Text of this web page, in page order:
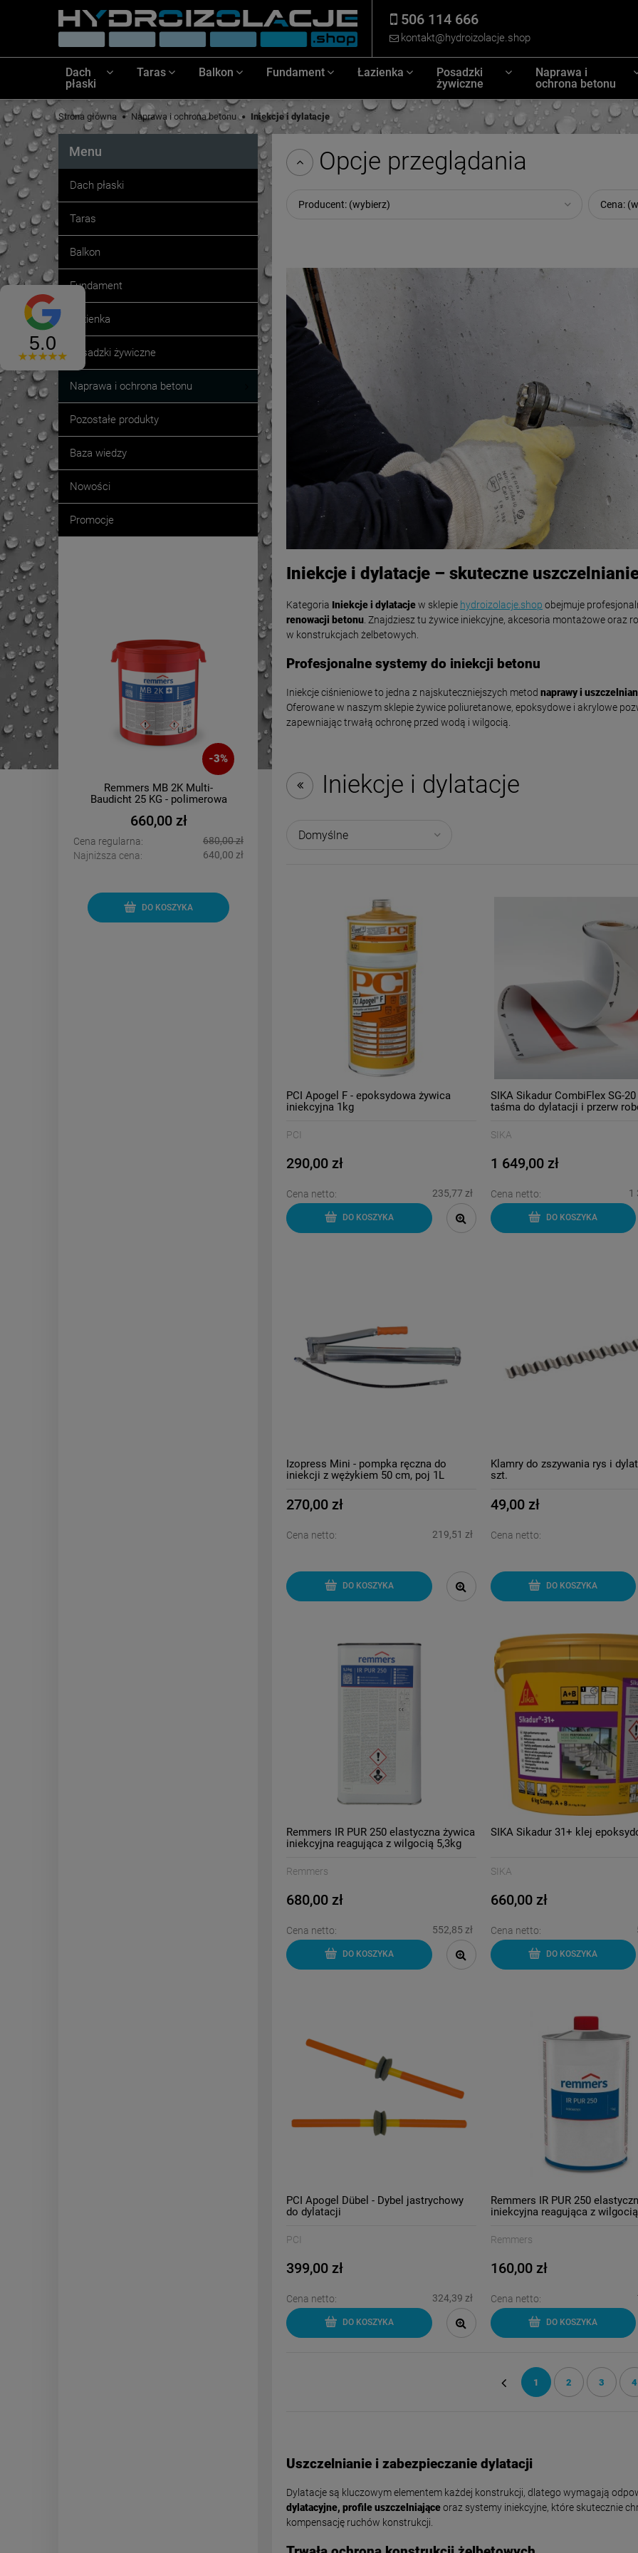
506 114 666
kontakt@hydroizolacje.shop
Dach
płaski
Taras Balkon Fundament Łazienka
Posadzki
żywiczne
Naprawa i
ochrona betonu
Strona główna Naprawa i ochrona betonu Iniekcje i dylatacje
Menu
Dach płaski
Taras
Balkon
Fundament
Łazienka
Posadzki żywiczne
Naprawa i ochrona betonu
Pozostałe produkty
Baza wiedzy
Nowości
Promocje
- -3%
Remmers MB 2K Multi-
Baudicht 25 KG - polimerowa
660,00 zł
Cena regularna:
680,00 zł
Najniższa cena:
640,00 zł
DO KOSZYKA
PCI Pecilastic E - mata
oddylatowująca pod płytki
Cena regularna:
360,00 zł
DO KOSZYKA
SIKA Sikalastic 1K RS -
Opcje przeglądania
Producent: (wybierz) Cena:
Iniekcje i dylatacje – skuteczne
Kategoria Iniekcje i dylatacjew sklepie hydroizolacje.shop obejmuje
renowacji betonu . Znajdziesz tu żywice iniekcyjne, akcesoria montażowe oraz
w konstrukcjach żelbetowych.
Profesjonalne systemy do iniekcji betonu
Iniekcje ciśnieniowe to jedna z najskuteczniejszych metod naprawy i
Oferowane w naszym sklepie żywice poliuretanowe, epoksydowe i akrylowe
zapewniając trwałą ochronę przed wodą i wilgocią.
Iniekcje i dylatacje
PCI Apogel F - epoksydowa żywica
iniekcyjna 1kg
PCI
290,00 zł
Cena netto: 235,77 zł
DO KOSZYKA
SIKA Sikadur CombiFlex SG-
taśma do dylatacji i przerw
SIKA
1 649,00 zł
Cena netto: 1
DO KOSZYKA
Izopress Mini - pompka ręczna do
iniekcji z wężykiem 50 cm, poj 1L
270,00 zł
Cena netto: 219,51 zł
DO KOSZYKA
Klamry do zszywania rys i
szt.
49,00 zł
Cena netto:
DO KOSZYKA
Remmers IR PUR 250 elastyczna żywica
iniekcyjna reagująca z wilgocią 5,3kg
Remmers
680,00 zł
Cena netto: 552,85 zł
DO KOSZYKA
SIKA Sikadur 31+ klej
SIKA
660,00 zł
Cena netto:
DO KOSZYKA
PCI Apogel Dübel - Dybel jastrychowy
do dylatacji
PCI
399,00 zł
Cena netto: 324,39 zł
DO KOSZYKA
Remmers IR PUR 250
iniekcyjna reagująca z
Remmers
160,00 zł
Cena netto:
DO KOSZYKA
1 2 3 4
Uszczelnianie i zabezpieczanie dylatacji
Dylatacje są kluczowym elementem każdej konstrukcji, dlatego wymagają
dylatacyjne, profile uszczelniająceoraz systemy iniekcyjne, które skutecznie
kompensację ruchów konstrukcji.